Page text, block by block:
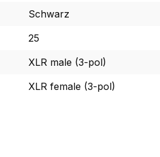
Schwarz
25
XLR male (3-pol)
XLR female (3-pol)